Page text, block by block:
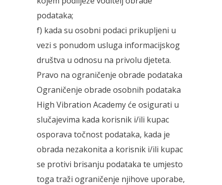
podataka;
f) kada su osobni podaci prikupljeni u
vezi s ponudom usluga informacijskog
društva u odnosu na privolu djeteta.
Pravo na ograničenje obrade podataka
Ograničenje obrade osobnih podataka
High Vibration Academy će osigurati u
slučajevima kada korisnik i/ili kupac
osporava točnost podataka, kada je
obrada nezakonita a korisnik i/ili kupac
se protivi brisanju podataka te umjesto
toga traži ograničenje njihove uporabe,